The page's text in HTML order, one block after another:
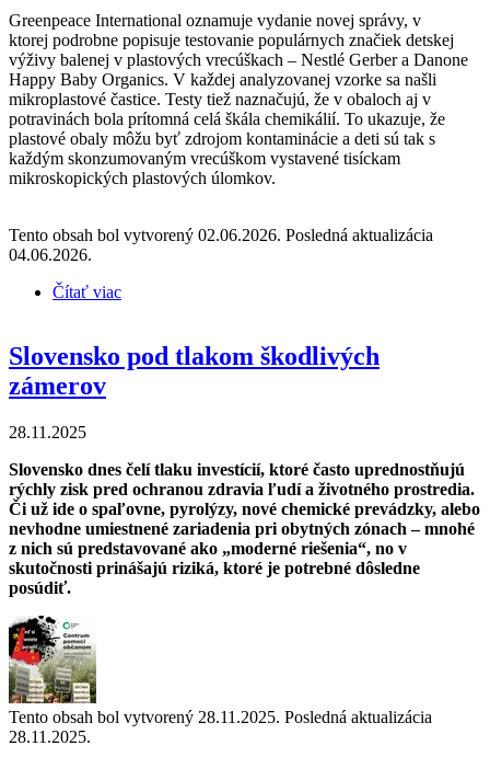
Greenpeace International oznamuje vydanie novej správy, v
ktorej podrobne popisuje testovanie populárnych značiek detskej
výživy balenej v plastových vrecúškach – Nestlé Gerber a Danone
Happy Baby Organics. V každej analyzovanej vzorke sa našli
mikroplastové častice. Testy tiež naznačujú, že v obaloch aj v
potravinách bola prítomná celá škála chemikálií. To ukazuje, že
plastové obaly môžu byť zdrojom kontaminácie a deti sú tak s
každým skonzumovaným vrecúškom vystavené tisíckam
mikroskopických plastových úlomkov.
Tento obsah bol vytvorený 02.06.2026. Posledná aktualizácia
04.06.2026.
Čítať viac
Slovensko pod tlakom škodlivých
zámerov
28.11.2025
Slovensko dnes čelí tlaku investícií, ktoré často uprednostňujú
rýchly zisk pred ochranou zdravia ľudí a životného prostredia.
Či už ide o spaľovne, pyrolýzy, nové chemické prevádzky, alebo
nevhodne umiestnené zariadenia pri obytných zónach – mnohé
z nich sú predstavované ako „moderné riešenia“, no v
skutočnosti prinášajú riziká, ktoré je potrebné dôsledne
posúdiť.
Tento obsah bol vytvorený 28.11.2025. Posledná aktualizácia
28.11.2025.